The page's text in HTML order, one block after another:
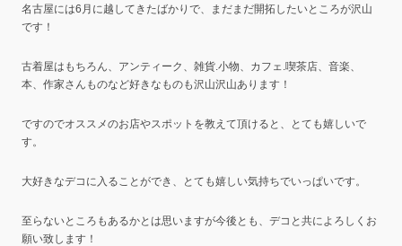
名古屋には6月に越してきたばかりで、まだまだ開拓したいところが沢山
です！
古着屋はもちろん、アンティーク、雑貨.小物、カフェ.喫茶店、音楽、
本、作家さんものなど好きなものも沢山沢山あります！
ですのでオススメのお店やスポットを教えて頂けると、とても嬉しいで
す。
大好きなデコに入ることができ、とても嬉しい気持ちでいっぱいです。
至らないところもあるかとは思いますが今後とも、デコと共によろしくお
願い致します！